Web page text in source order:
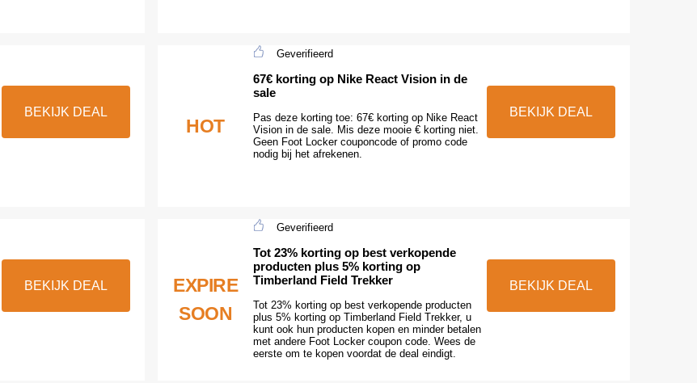
BEKIJK DEAL
HOT
Geverifieerd
67€ korting op Nike React Vision in de
sale
Pas deze korting toe: 67€ korting op Nike React
Vision in de sale. Mis deze mooie € korting niet.
Geen Foot Locker couponcode of promo code
nodig bij het afrekenen.
BEKIJK DEAL
BEKIJK DEAL
EXPIRE
SOON
Geverifieerd
Tot 23% korting op best verkopende
producten plus 5% korting op
Timberland Field Trekker
Tot 23% korting op best verkopende producten
plus 5% korting op Timberland Field Trekker, u
kunt ook hun producten kopen en minder betalen
met andere Foot Locker coupon code. Wees de
eerste om te kopen voordat de deal eindigt.
BEKIJK DEAL